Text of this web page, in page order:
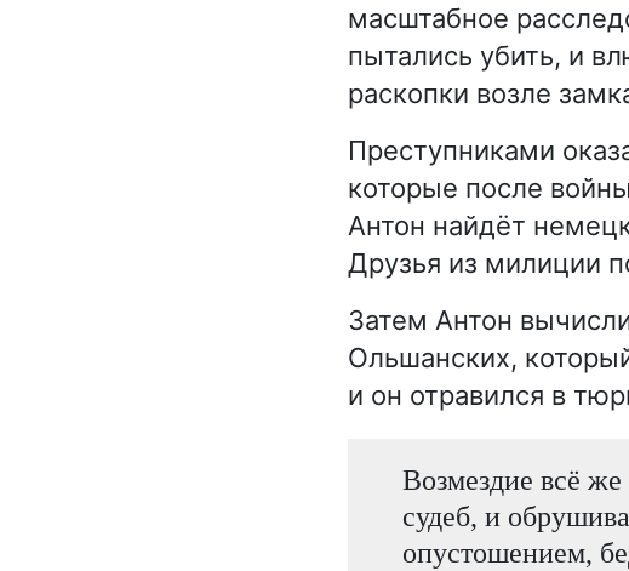
масштабное
пытались убить, и
раскопки возле
Преступниками
которые после
Антон найдёт
Друзья из милиции
Затем Антон
Ольшанских,
и он отравился в
Возмездие всё
судеб, и
опустошением,